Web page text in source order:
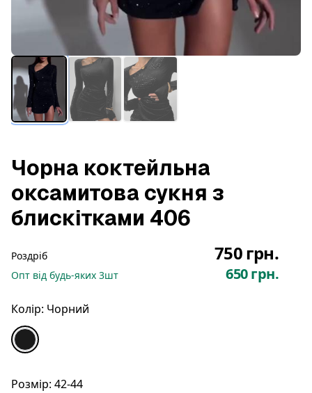
Чорна коктейльна
оксамитова сукня з
блискітками 406
Роздріб 750 грн.
Опт від будь-яких 3шт 650 грн.
Колір: Чорний
Розмір: 42-44